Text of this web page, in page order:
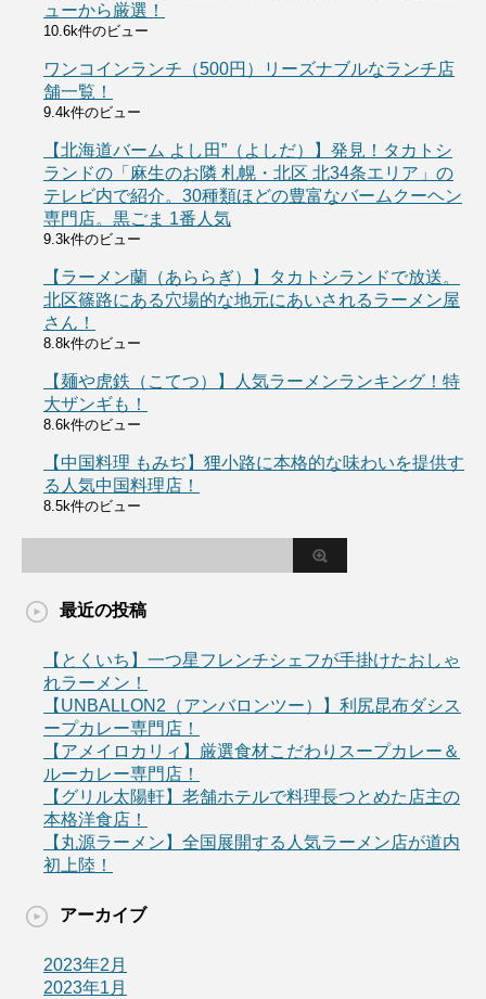
ューから厳選！
10.6k件のビュー
ワンコインランチ（500円）リーズナブルなランチ店
舗一覧！
9.4k件のビュー
【北海道バーム よし田”（よしだ）】発見！タカトシ
ランドの「麻生のお隣 札幌・北区 北34条エリア」の
テレビ内で紹介。30種類ほどの豊富なバームクーヘン
専門店。黒ごま 1番人気
9.3k件のビュー
【ラーメン蘭（あららぎ）】タカトシランドで放送。
北区篠路にある穴場的な地元にあいされるラーメン屋
さん！
8.8k件のビュー
【麺や虎鉄（こてつ）】人気ラーメンランキング！特
大ザンギも！
8.6k件のビュー
【中国料理 もみぢ】狸小路に本格的な味わいを提供す
る人気中国料理店！
8.5k件のビュー
最近の投稿
【とくいち】一つ星フレンチシェフが手掛けたおしゃ
れラーメン！
【UNBALLON2（アンバロンツー）】利尻昆布ダシス
ープカレー専門店！
【アメイロカリィ】厳選食材こだわりスープカレー＆
ルーカレー専門店！
【グリル太陽軒】老舗ホテルで料理長つとめた店主の
本格洋食店！
【丸源ラーメン】全国展開する人気ラーメン店が道内
初上陸！
アーカイブ
2023年2月
2023年1月